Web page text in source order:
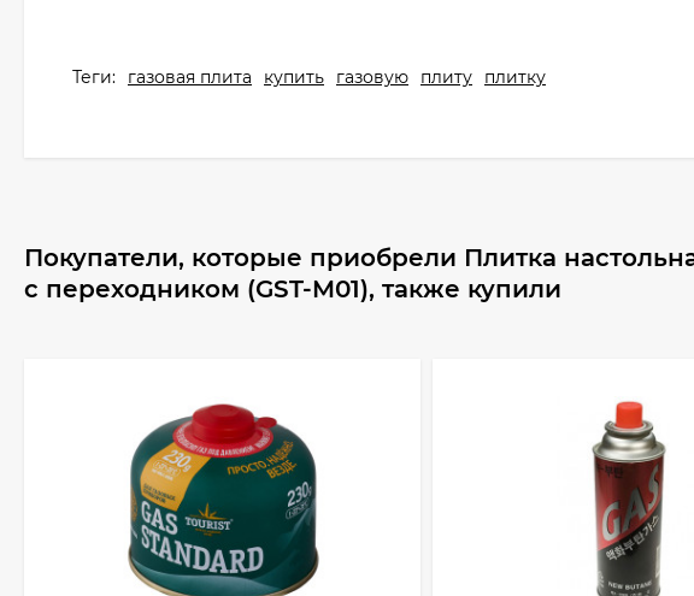
Теги: газовая плита купить газовую плиту плитку
Покупатели, которые приобрели Плитка
с переходником (GST-M01), также купили